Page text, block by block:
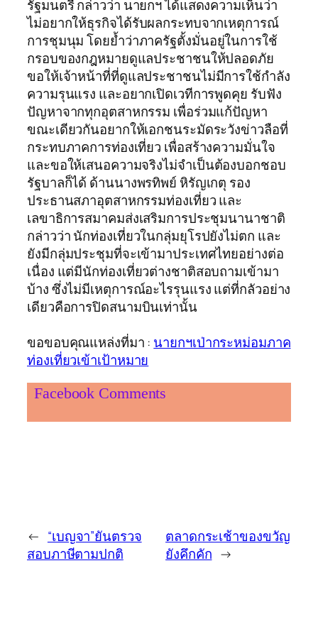
รัฐมนตรี กล่าวว่า นายกฯ ได้แสดงความเห็นว่า
ไม่อยากให้ธุรกิจได้รับผลกระทบจากเหตุการณ์
การชุมนุม โดยย้ำว่าภาครัฐตั้งมั่นอยู่ในการใช้
กรอบของกฎหมายดูแลประชาชนให้ปลอดภัย
ขอให้เจ้าหน้าที่ที่ดูแลประชาชนไม่มีการใช้กำลัง
ความรุนแรง และอยากเปิดเวทีการพูดคุย รับฟัง
ปัญหาจากทุกอุตสาหกรรม เพื่อร่วมแก้ปัญหา
ขณะเดียวกันอยากให้เอกชนระมัดระวังข่าวลือที่
กระทบภาคการท่องเที่ยว เพื่อสร้างความมั่นใจ
และขอให้เสนอความจริงไม่จำเป็นต้องบอกชอบ
รัฐบาลก็ได้ ด้านนางพรทิพย์ หิรัญเกตุ รอง
ประธานสภาอุตสาหกรรมท่องเที่ยว และ
เลขาธิการสมาคมส่งเสริมการประชุมนานาชาติ
กล่าวว่า นักท่องเที่ยวในกลุ่มยุโรปยังไม่ตก และ
ยังมีกลุ่มประชุมที่จะเข้ามาประเทศไทยอย่างต่อ
เนื่อง แต่มีนักท่องเที่ยวต่างชาติสอบถามเข้ามา
บ้าง ซึ่งไม่มีเหตุการณ์อะไรรุนแรง แต่ที่กลัวอย่าง
เดียวคือการปิดสนามบินเท่านั้น
ขอขอบคุณแหล่งที่มา : นายกฯเป่ากระหม่อมภาค
ท่องเที่ยวเข้าเป้าหมาย
Facebook Comments
← “เบญจา”ยันตรวจ
สอบภาษีตามปกติ
ตลาดกระเช้าของขวัญ
ยังคึกคัก →